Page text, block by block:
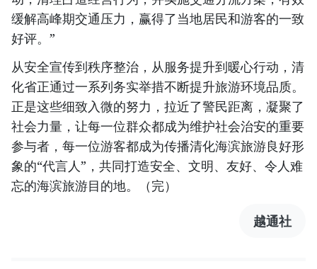
缓解高峰期交通压力，赢得了当地居民和游客的一致
好评。”
从安全宣传到秩序整治，从服务提升到暖心行动，清
化省正通过一系列务实举措不断提升旅游环境品质。
正是这些细致入微的努力，拉近了警民距离，凝聚了
社会力量，让每一位群众都成为维护社会治安的重要
参与者，每一位游客都成为传播清化海滨旅游良好形
象的“代言人”，共同打造安全、文明、友好、令人难
忘的海滨旅游目的地。（完）
越通社